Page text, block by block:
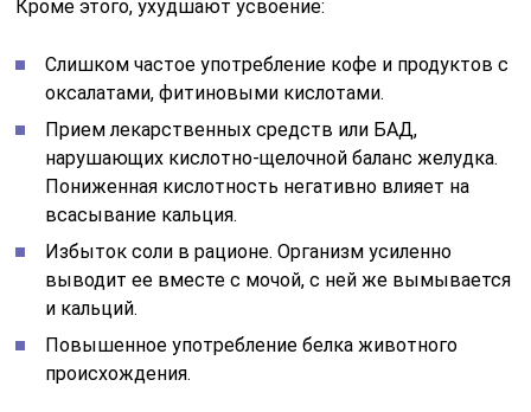
Кроме этого, ухудшают усвоение:
Слишком частое употребление кофе и продуктов с
оксалатами, фитиновыми кислотами.
Прием лекарственных средств или БАД,
нарушающих кислотно-щелочной баланс желудка.
Пониженная кислотность негативно влияет на
всасывание кальция.
Избыток соли в рационе. Организм усиленно
выводит ее вместе с мочой, с ней же вымывается
и кальций.
Повышенное употребление белка животного
происхождения.